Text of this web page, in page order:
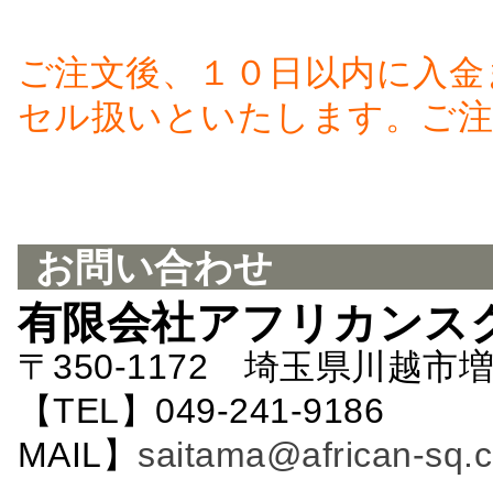
ご注文後、１０日以内に入
セル扱いといたします。ご
お問い合わせ
有限会社アフリカンス
〒350-1172 埼玉県川越市
【TEL】049-241-
MAIL】 saitama@african-